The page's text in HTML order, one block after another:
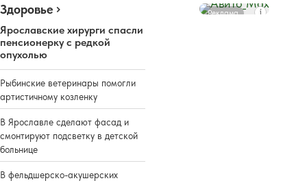
Здоровье
Ярославские хирурги спасли
пенсионерку с редкой
опухолью
Рыбинские ветеринары помогли
артистичному козленку
В Ярославле сделают фасад и
смонтируют подсветку в детской
больнице
В фельдшерско-акушерских
Реклама